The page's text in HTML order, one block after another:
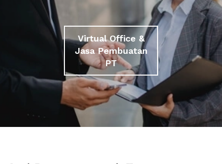
Virtual Office &
Jasa Pembuatan
PT